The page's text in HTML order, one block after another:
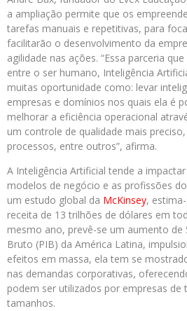
a ampliação permite que os
tarefas manuais e repetitivas, para
facilitarão o desenvolvimento da
agilidade nas ações. “Essa parceria
entre o ser humano, Inteligência
muitas oportunidade como: levar
empresas e domínios nos quais ela é
melhorar a eficiência operacional
um controle de qualidade mais
processos, entre outros”, afirma.
A Inteligência Artificial tende a
modelos de negócio e as profissões
um estudo global da McKinsey,
receita de 13 trilhões de dólares em
mesmo ano, prevê-se um aumento
Bruto (PIB) da América Latina,
efeitos em massa, ela tem se
nas demandas corporativas,
podem ser utilizados por empresas
tamanhos.